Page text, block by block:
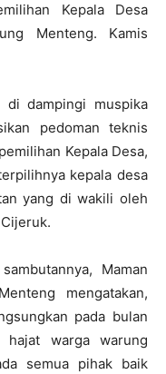
Kepala Desa
Menteng. Kamis
di dampingi muspika
pedoman teknis
Kepala Desa,
kepala desa
yang di wakili oleh
Maman
mengatakan,
pada bulan
hajat warga warung
semua pihak baik